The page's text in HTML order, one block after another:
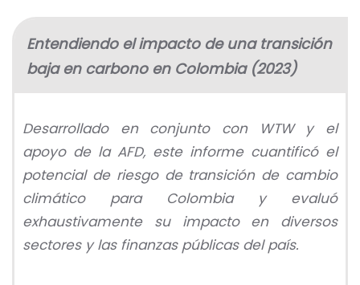
Entendiendo el impacto de una transición
baja en carbono en Colombia (2023)
Desarrollado en conjunto con WTW y el
apoyo de la AFD, este informe cuantificó el
potencial de riesgo de transición de cambio
climático para Colombia y evaluó
exhaustivamente su impacto en diversos
sectores y las finanzas públicas del país.